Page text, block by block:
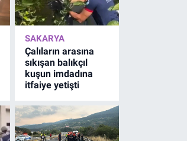
SAKARYA
Çalıların arasına
sıkışan balıkçıl
kuşun imdadına
itfaiye yetişti